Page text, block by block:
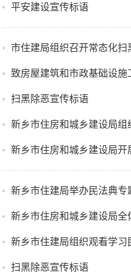
平安建设宣传标语
市住建局组织召开常态化
致房屋建筑和市政基础设
扫黑除恶宣传标语
新乡市住房和城乡建设局
新乡市住房和城乡建设局开
新乡市住建局举办民法典专
新乡市住房和城乡建设局
新乡市住建局组织观看学习
扫黑除恶宣传标语